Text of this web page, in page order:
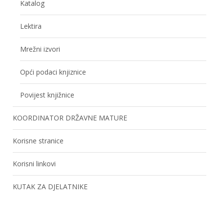
Katalog
Lektira
Mrežni izvori
Opći podaci knjiznice
Povijest knjižnice
KOORDINATOR DRŽAVNE MATURE
Korisne stranice
Korisni linkovi
KUTAK ZA DJELATNIKE